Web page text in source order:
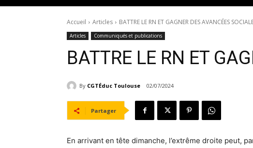
Accueil Articles BATTRE LE RN ET GAGNER DES AVANCÉES
Articles Communiqués et publications
BATTRE LE RN ET
By CGTÉduc Toulouse 02/07/2024
Partager
En arrivant en tête dimanche, l’extrême droite peut,